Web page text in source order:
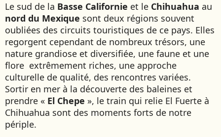
INDE
INDONÉSIE
JAPON
JORDANIE
KAZAKHSTAN
KENYA
KOSOVO
LAOS
Le sud de la Basse Californie et le Chihuahua au
nord du Mexique sont deux régions souvent
oubliées des circuits touristiques de ce pays. Elles
regorgent cependant de nombreux trésors, une
nature grandiose et diversifiée, une faune et une
flore extrêmement riches, une approche
culturelle de qualité, des rencontres variées.
Sortir en mer à la découverte des baleines et
prendre « El Chepe », le train qui relie El Fuerte à
Chihuahua sont des moments forts de notre
périple.